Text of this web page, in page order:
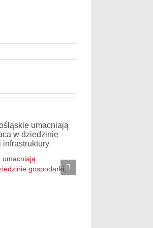
umacniają
gospodarki,